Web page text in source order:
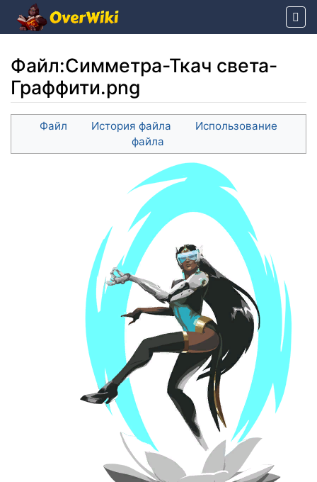
Файл:Симметра-Ткач света-
Граффити.png
Перейти к: навигация, поиск
Файл История файла
Использование
файла